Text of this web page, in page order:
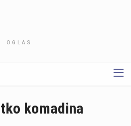
OGLAS
komadina